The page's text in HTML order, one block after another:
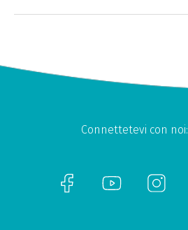
Connettetevi con noi: